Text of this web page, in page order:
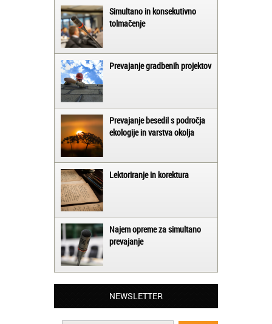
Simultano in konsekutivno
tolmačenje
Prevajanje gradbenih projektov
Prevajanje besedil s področja
ekologije in varstva okolja
Lektoriranje in korektura
Najem opreme za simultano
prevajanje
NEWSLETTER
Matjaž iz Ajdovščine:
Lahko pohvalim vse zaposlene v Akademiji
Oxford, ker so resnično profesionalni in
prevajalske storitve opravljajo hitro in
učinkoviti.